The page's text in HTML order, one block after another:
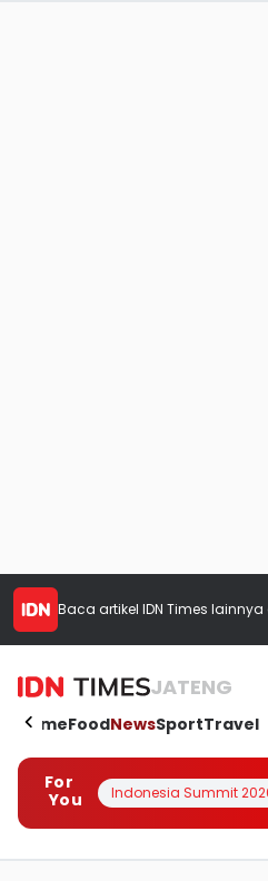
Baca artikel IDN Times lainnya
JATENG
HomeFoodNewsSportTravel
For
You
Indonesia Summit